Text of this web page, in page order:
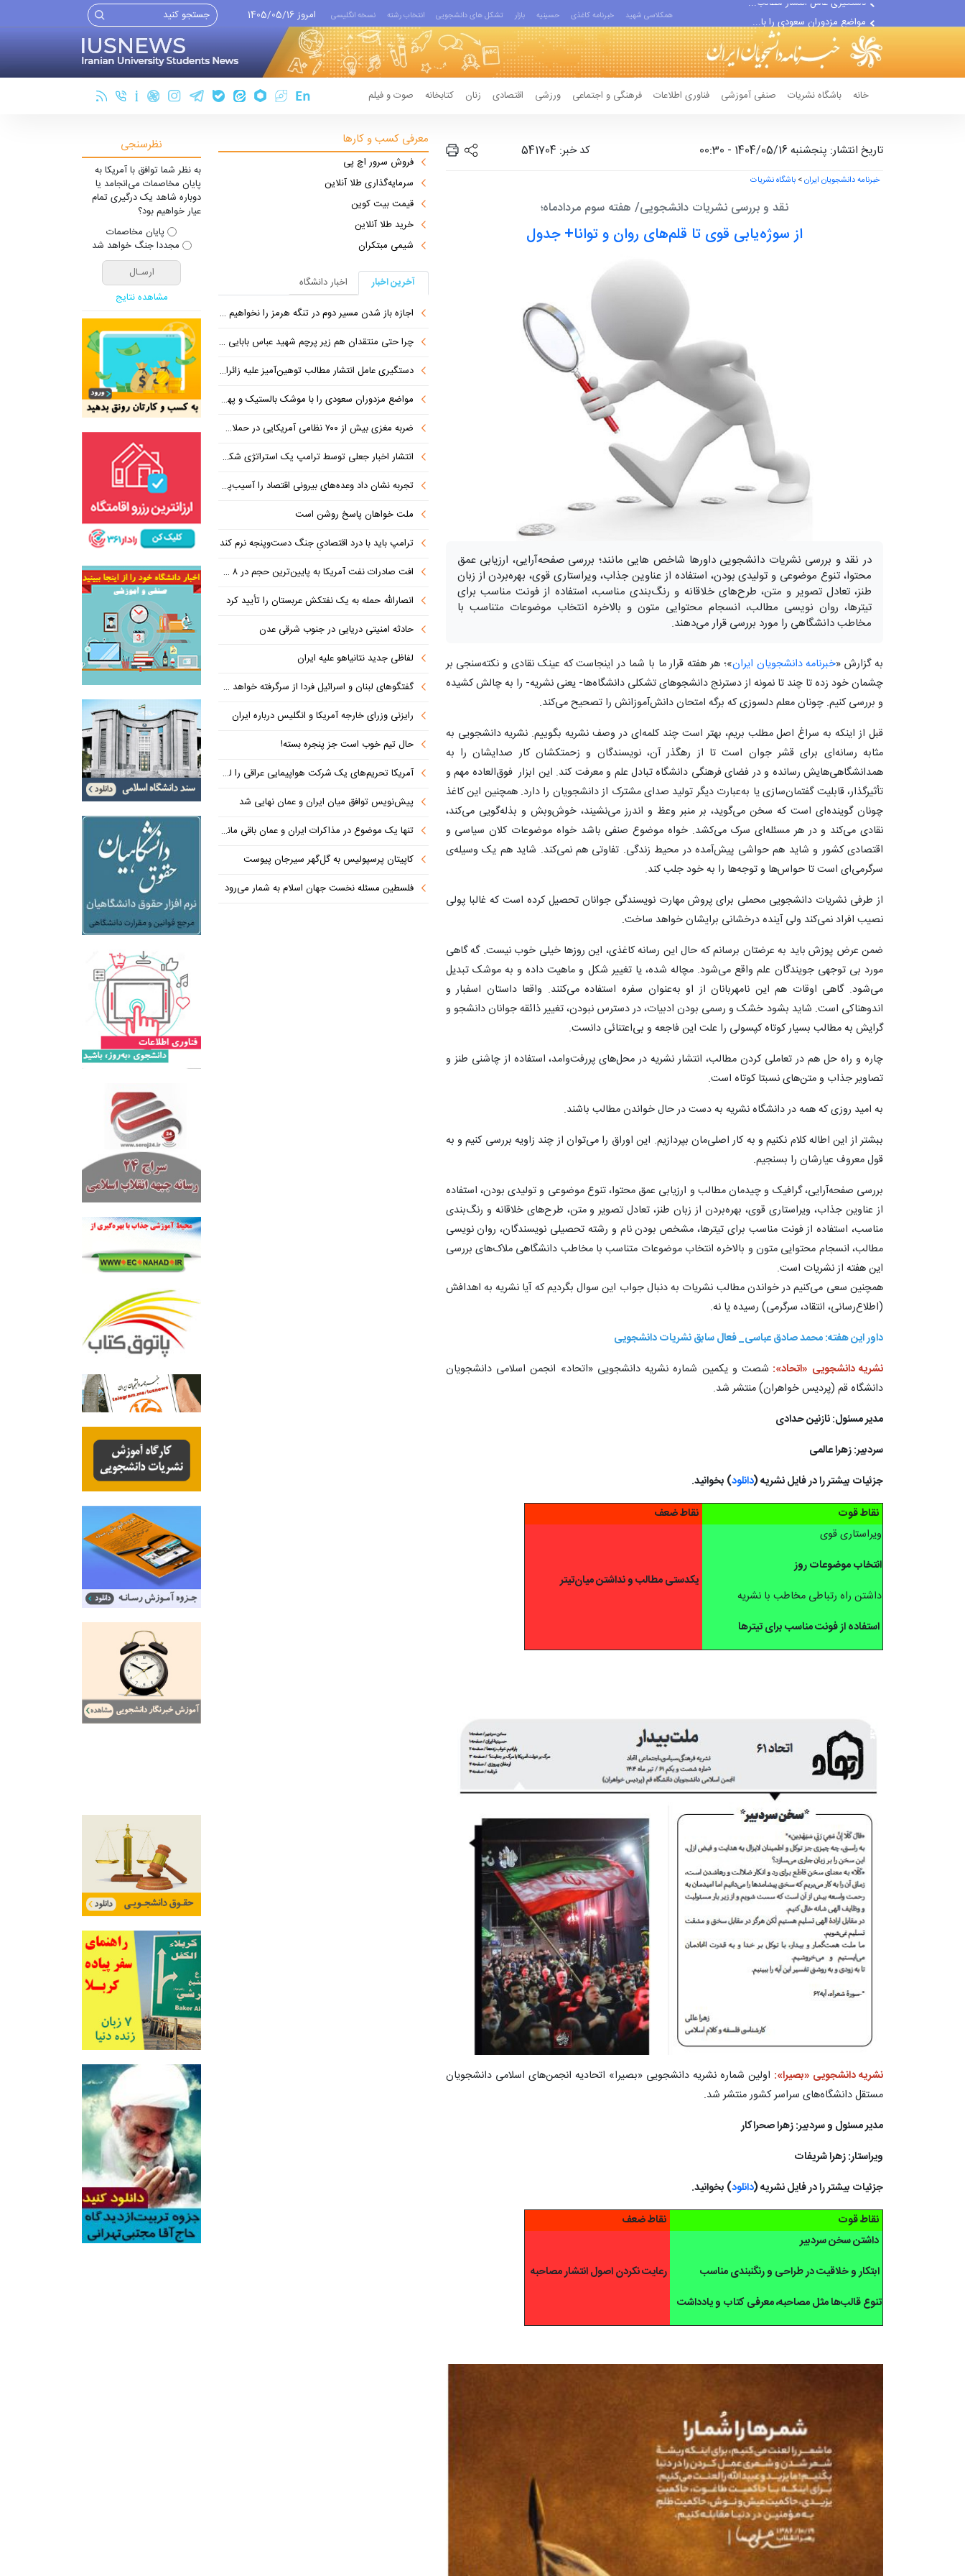
مواضع مزدوران سعودی را با...
ضربه مغزی بیش از ۷۰۰ نظامی...
همکلاسی شهید خبرنامه کاغذی حسینیه بازار تشکل های دانشجویی انتخاب رشته نسخه انگلیسی امروز 1405/05/16
خانه باشگاه نشریات صنفی آموزشی فناوری اطلاعات فرهنگی و اجتماعی ورزشی اقتصادی زنان کتابخانه صوت و فیلم
تاریخ انتشار: پنجشنبه 1404/05/16 - 00:30 کد خبر: 541704
خبرنامه دانشجویان ایران> باشگاه نشریات
نقد و بررسی نشریات دانشجویی/ هفته سوم مردادماه؛
از سوژه‌یابی قوی تا قلم‌های روان و توانا+ جدول
در نقد و بررسی نشریات دانشجویی داورها شاخص هایی مانند؛ بررسی صفحه‌آرایی، ارزیابی عمق
محتوا، تنوع موضوعی و تولیدی بودن، استفاده از عناوین جذاب، ویراستاری قوی، بهره‌بردن از زبان
طنز، تعادل تصویر و متن، طرح‌های خلاقانه و رنگ‌بندی مناسب، استفاده از فونت مناسب برای
تیترها، روان نویسی مطالب، انسجام محتوایی متون و بالاخره انتخاب موضوعات متناسب با
مخاطب دانشگاهی را مورد بررسی قرار می‌دهند.
به گزارش «خبرنامه دانشجویان ایران»؛ هر هفته‌ قرار ما با شما در اینجاست که عینک نقادی و نکته‌سنجی بر
چشمان خود زده تا چند تا نمونه از دسترنج دانشجوهای تشکلی دانشگاه‌ها- یعنی نشریه- را به چالش کشیده
و بررسی کنیم. چونان معلم دلسوزی که برگه امتحان دانش‌‌آموزانش را تصحیح می‌کند.
قبل از اینکه به سراغ اصل مطلب بریم، بهتر است چند کلمه‌ای در وصف نشریه بگوییم. نشریه دانشجویی به
مثابه رسانه‌ای برای قشر جوان است تا از رهگذر آن، نویسندگان و زحمتکشان کار صدایشان را به
همدانشگاهی‌هایش رسانده و در فضای فرهنگی دانشگاه تبادل علم و معرفت کند. این ابزار فوق‌العاده مهم و
تأثیرگذار، قابلیت گفتمان‌سازی یا به‌عبارت دیگر تولید صدای مشترک از دانشجویان را دارد. همچنین این کاغذ
چونان گوینده‌ای است که سخن می‌گوید، بر منبر وعظ و اندرز می‌نشیند، خوش‌وبش و بذله‌گویی می‌کند،
نقادی می‌کند و در هر مسئله‌ای سرک می‌کشد. خواه موضوع صنفی باشد خواه موضوعات کلان سیاسی و
اقتصادی کشور و شاید هم حواشی پیش‌آمده در محیط زندگی. تفاوتی هم نمی‌کند. شاید هم یک وسیله‌ی
سرگرمی‌ای است تا حواس‌ها و توجه‌‌ها را به خود جلب کند.
از طرفی نشریات دانشجویی محملی برای پروش مهارت نویسندگی جوانان تحصیل کرده است که غالبا پولی
نصیب افراد نمی‌کند ولی آینده درخشانی برایشان خواهد ساخت.
ضمن عرض پوزش باید به عرضتان برسانم که حال این رسانه کاغذی، این روزها خیلی خوب نیست. گه گاهی
مورد بی توجهی جویندگان علم واقع می‌‌شود. مچاله شده، یا تغییر شکل و ماهیت داده و به موشک تبدیل
می‌شود. گاهی اوقات هم این نامهربانان از او به‌عنوان سفره استفاده می‌کنند. واقعا داستان اسفبار و
اندوهناکی است. شاید بشود خشک و رسمی بودن ادبیات، در دسترس نبودن، تغییر ذائقه جوانان دانشجو و
گرایش به مطالب بسیار کوتاه کپسولی را علت این فاجعه و بی‌اعتنائی دانست.
چاره و راه‌ حل هم در تعاملی کردن مطالب، انتشار نشریه در محل‌های پررفت‌وامد، استفاده از چاشنی طنز و
تصاویر جذاب و متن‌های نسبتا کوتاه است.
به امید روزی که همه در دانشگاه نشریه به دست در حال خواندن مطالب باشند.
ببشتر از این اطاله کلام نکنیم و به کار اصلی‌مان بپردازیم. این اوراق را می‌توان از چند زاویه بررسی کنیم و به
قول معروف عیارشان را بسنجیم.
بررسی صفحه‌آرایی، گرافیک و چیدمان مطالب و ارزیابی عمق محتوا، تنوع موضوعی و تولیدی بودن، استفاده
از عناوین جذاب، ویراستاری قوی، بهره‌بردن از زبان طنز، تعادل تصویر و متن، طرح‌های خلاقانه و رنگ‌بندی
مناسب، استفاده از فونت مناسب برای تیترها، مشخص بودن نام و رشته تحصیلی نویسندگان، روان نویسی
مطالب، انسجام محتوایی متون و بالاخره انتخاب موضوعات متناسب با مخاطب دانشگاهی ملاک‌های بررسی
این هفته از نشریات است.
همچنین سعی می‌کنیم در خواندن مطالب نشریات به دنبال جواب این سوال بگردیم که آیا نشریه به اهدافش
(اطلاع‌رسانی، انتقاد، سرگرمی) رسیده یا نه.
داور این هفته: محمد صادق عباسی_ فعال سابق نشریات دانشجویی
نشریه دانشجویی «اتحاد»: شصت و یکمین شماره نشریه دانشجویی «اتحاد» انجمن اسلامی دانشجویان
دانشگاه قم (پردیس خواهران) منتشر شد.
مدیر مسئول: نازنین حدادی
سردبیر: زهرا عالمی
جزئیات بیشتر را در فایل نشریه (دانلود) بخوانید.
نقاط قوت
نقاط ضعف
ویراستاری قوی
انتخاب موضوعات روز
داشتن راه رتباطی مخاطب با نشریه
استفاده از فونت مناسب برای تیترها
یکدستی مطالب و نداشتن میان‌تیتر
نشریه دانشجویی «بصیرا»: اولین شماره نشریه دانشجویی «بصیرا» اتحادیه انجمن‌های اسلامی دانشجویان
مستقل دانشگاه‌های سراسر کشور منتشر شد.
مدیر مسئول و سردبیر: زهرا صحراکار
ویراستار: زهرا شریفات
جزئیات بیشتر را در فایل نشریه (دانلود) بخوانید.
نقاط قوت
نقاط ضعف
داشتن سخن سردبیر
ابتکار و خلاقیت در طراحی و رنگنبندی مناسب
تنوع قالب‌ها مثل مصاحبه، معرفی کتاب و یادداشت
رعایت نکردن اصول انتشار مصاحبه
معرفی کسب و کارها
فروش سرور اچ پی
سرمایه‌گذاری طلا آنلاین
قیمت بیت کوین
خرید طلا آنلاین
شیمی مبتکران
آخرین اخبار
اخبار دانشگاه
اجازه باز شدن مسیر دوم در تنگه هرمز را نخواهیم داد
چرا حتی منتقدان هم زیر پرچم شهید عباس بابایی ایستادند؟
دستگیری عامل انتشار مطالب توهین‌آمیز علیه زائران اربعین در فضای مجازی
مواضع مزدوران سعودی را با موشک بالستیک و پهپاد در هم شکستیم
ضربه مغزی بیش از ۷۰۰ نظامی آمریکایی در حملات ایران
انتشار اخبار جعلی توسط ترامپ یک استراتژی شکست خورده است
تجربه نشان داد وعده‌های بیرونی اقتصاد را آسیب‌پذیرتر می‌کند
ملت خواهان پاسخ روشن است
ترامپ باید با درد اقتصادیِ جنگ دست‌و‌پنجه نرم کند
افت صادرات نفت آمریکا به پایین‌ترین حجم در ۸ ماه اخیر
انصارالله حمله به یک نفتکش عربستان را تأیید کرد
حادثه امنیتی دریایی در جنوب شرقی عدن
لفاظی جدید نتانیاهو علیه ایران
گفتگوهای لبنان و اسرائیل فردا از سرگرفته خواهد شد!
رایزنی وزرای خارجه آمریکا و انگلیس درباره ایران
حال تیم خوب است جز پنجره بسته!
آمریکا تحریم‌های یک شرکت هواپیمایی عراقی را لغو کرد
پیش‌نویس توافق میان ایران و عمان نهایی شد
تنها یک موضوع در مذاکرات ایران و عمان باقی مانده است
کاپیتان پرسپولیس به گل‌گهر سیرجان پیوست
فلسطین مسئله نخست جهان اسلام به شمار می‌رود
نظرسنجی
به نظر شما توافق با آمریکا به
پایان مخاصمات می‌انجامد یا
دوباره شاهد یک درگیری تمام
عیار خواهیم بود؟
پایان مخاصمات
مجددا جنگ خواهد شد
مشاهده نتایج